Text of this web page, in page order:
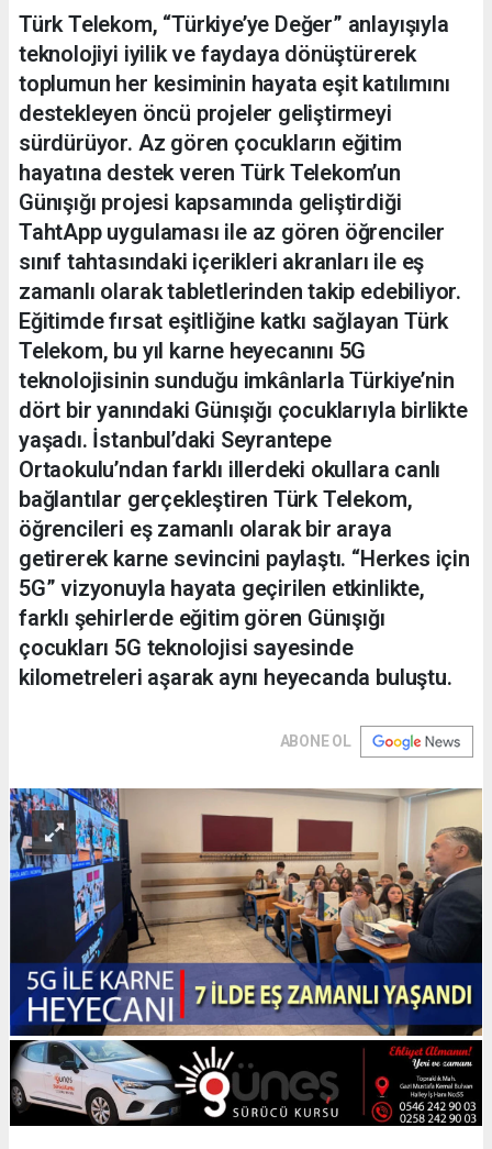
Türk Telekom, “Türkiye’ye Değer” anlayışıyla
teknolojiyi iyilik ve faydaya dönüştürerek
toplumun her kesiminin hayata eşit katılımını
destekleyen öncü projeler geliştirmeyi
sürdürüyor. Az gören çocukların eğitim
hayatına destek veren Türk Telekom’un
Günışığı projesi kapsamında geliştirdiği
TahtApp uygulaması ile az gören öğrenciler
sınıf tahtasındaki içerikleri akranları ile eş
zamanlı olarak tabletlerinden takip edebiliyor.
Eğitimde fırsat eşitliğine katkı sağlayan Türk
Telekom, bu yıl karne heyecanını 5G
teknolojisinin sunduğu imkânlarla Türkiye’nin
dört bir yanındaki Günışığı çocuklarıyla birlikte
yaşadı. İstanbul’daki Seyrantepe
Ortaokulu’ndan farklı illerdeki okullara canlı
bağlantılar gerçekleştiren Türk Telekom,
öğrencileri eş zamanlı olarak bir araya
getirerek karne sevincini paylaştı. “Herkes için
5G” vizyonuyla hayata geçirilen etkinlikte,
farklı şehirlerde eğitim gören Günışığı
çocukları 5G teknolojisi sayesinde
kilometreleri aşarak aynı heyecanda buluştu.
ABONE OL